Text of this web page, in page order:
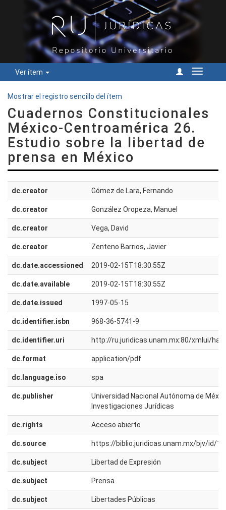
Ver ítem
Cambiar
Mostrar el registro sencillo del ítem
Cuadernos Constitucionales
México-Centroamérica 26.
Estudio sobre la libertad de
prensa en México
dc.creator Gómez de Lara, Fernando
dc.creator González Oropeza, Manuel
dc.creator Vega, David
dc.creator Zenteno Barrios, Javier
dc.date.accessioned 2019-02-15T18:30:55Z
dc.date.available 2019-02-15T18:30:55Z
dc.date.issued 1997-05-15
dc.identifier.isbn 968-36-5741-9
dc.identifier.uri http://ru.juridicas.unam.mx:80/xmlui/
dc.format application/pdf
dc.language.iso spa
dc.publisher
Universidad Nacional Autónoma de
Investigaciones Jurídicas
dc.rights Acceso abierto
dc.source https://biblio.juridicas.unam.mx/bjv/id/
dc.subject Libertad de Expresión
dc.subject Prensa
dc.subject Libertades Públicas